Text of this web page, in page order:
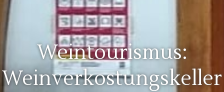
Weintourismus:
Weinverkostungskeller